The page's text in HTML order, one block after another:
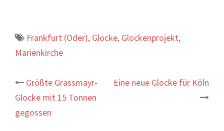
Frankfurt (Oder), Glocke, Glockenprojekt,
Marienkirche
Beitrags-
Navigation
Größte Grassmayr-
Glocke mit 15 Tonnen
gegossen
Eine neue Glocke für Köln